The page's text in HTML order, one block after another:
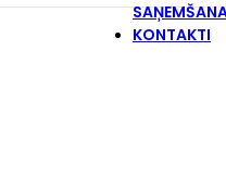
KONTAKTI